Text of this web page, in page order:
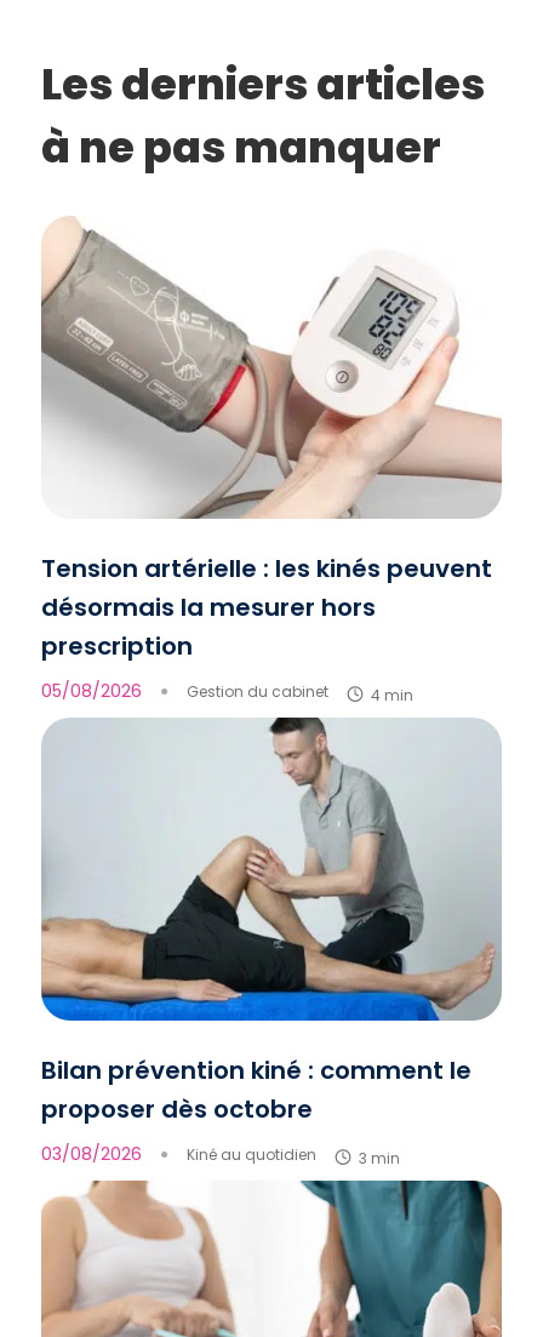
Les derniers articles
à ne pas manquer
Tension artérielle : les kinés peuvent
désormais la mesurer hors
prescription
05/08/2026 ● Gestion du cabinet 4 min
Bilan prévention kiné : comment le
proposer dès octobre
03/08/2026 ● Kiné au quotidien 3 min